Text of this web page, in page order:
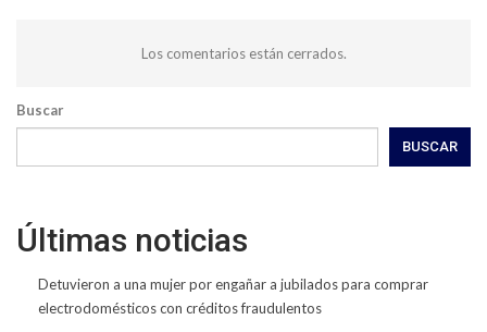
Los comentarios están cerrados.
Buscar
BUSCAR
Últimas noticias
Detuvieron a una mujer por engañar a jubilados para comprar
electrodomésticos con créditos fraudulentos